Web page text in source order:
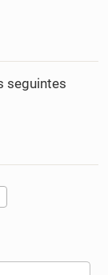
seguintes